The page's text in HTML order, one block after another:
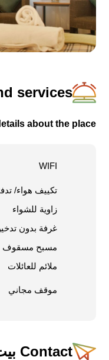
في المجمّع،
services
about the place
WIFI
تكييف هواء/
زاوية للشواء
غرفة بدون
مسبح مسقوف
ملائم للعائلات
موقف مجاني
Contact